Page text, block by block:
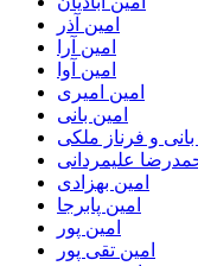
امین آذر
امین آرا
امین آوا
امین امیری
امین بانی
بانی و فرناز ملکی
علیمردانی
امین بهزادی
امین پابرجا
امین پور
امین تقی پور